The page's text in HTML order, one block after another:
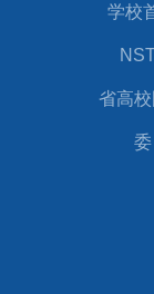
学校
省高校
委